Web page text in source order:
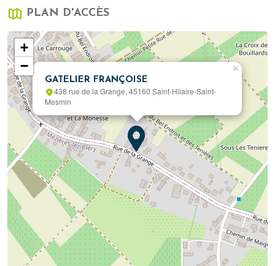
PLAN D'ACCÈS
GATELIER FRANÇOISE
438 rue de la Grange, 45160 Saint-Hilaire-Saint-
Mesmin
×
+
−